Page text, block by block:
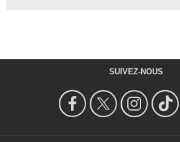
SUIVEZ-NOUS